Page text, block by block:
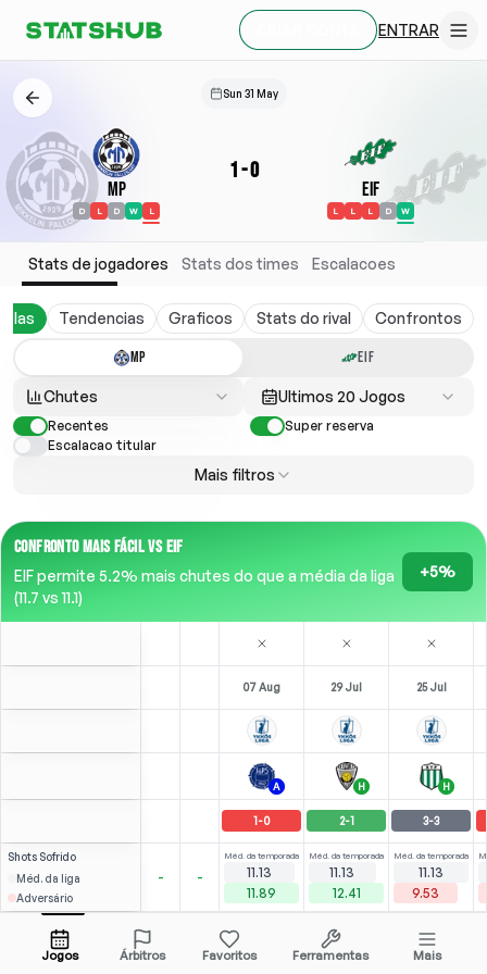
ENTRAR
Sun 31 May
MP
D L D W L
1-0
EIF
L L L D W
Stats de jogadores Stats dos times Escalacoes
Tendencias Graficos Stats do rival Confrontos
MP EIF
Chutes Ultimos 20 Jogos
Recentes
Super reserva
Escalacao titular
Mais filtros
CONFRONTO MAIS FÁCIL VS EIF
EIF permite 5.2% mais chutes do que a média da liga
(11.7 vs 11.1)
+5%
07 Aug 29 Jul 25 Jul
A H H
1-0 2-1 3-3
Shots Sofrido
Méd. da liga
Adversário
- -
Méd. da temporada
11.13
11.89
Méd. da temporada
11.13
12.41
Méd. da temporada
11.13
9.53
S. Obioha Abrir menu
2.65
88'
2
ST-90'
3 (2
LST-90
Jogos Árbitros Favoritos Ferramentas Mais